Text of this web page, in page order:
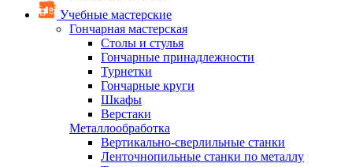
Учебные мастерские
Гончарная мастерская
Столы и стулья
Гончарные принадлежности
Турнетки
Гончарные круги
Шкафы
Верстаки
Металлообработка
Вертикально-сверлильные станки
Ленточнопильные станки по металлу